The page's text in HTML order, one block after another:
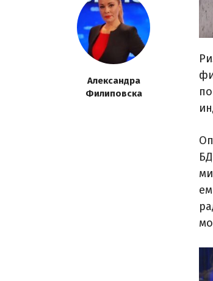
Александра
Филиповска